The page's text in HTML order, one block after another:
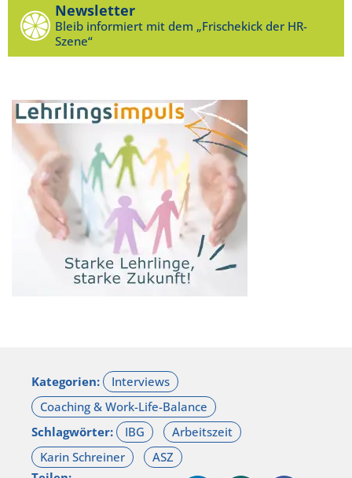
Newsletter
Bleib informiert mit dem „Frischekick der HR-
Szene“
Kategorien:
Schlagwörter: